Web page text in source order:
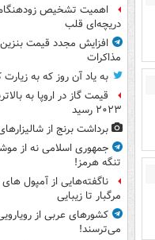
اهمیت تشخیص
دریچه‌ای قلب
افزایش مجدد قیمت بنزین
مذاکرات
به یاد آن روز که به زیارت
قیمت گاز در اروپا به
۲۰۲۳ رسید
برداشت برنج از
جمهوری اسلامی نه از
تنگه هرمز!
ناگفته‌هایی از آمپول
مرگبار تا زیبایی
کشورهای عربی از
می‌ترسند!